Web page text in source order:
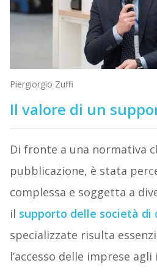
Piergiorgio Zuffi
Il valore di un
Di fronte a una normativa
pubblicazione, è stata
complessa e soggetta a
il supporto delle società di
specializzate risulta
l’accesso delle imprese